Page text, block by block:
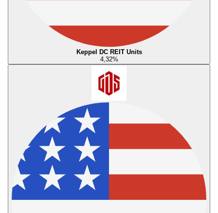
Keppel DC REIT Units
4,32%